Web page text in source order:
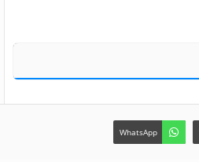
WhatsApp